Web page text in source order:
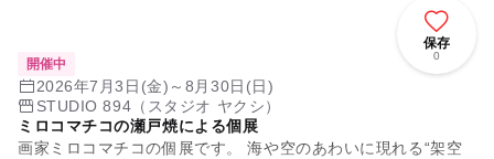
保存
0
開催中
2026年7月3日(金)～8月30日(日)
STUDIO 894（スタジオ ヤクシ）
ミロコマチコの瀬戸焼による個展
画家ミロコマチコの個展です。 海や空のあわいに現れる“架空